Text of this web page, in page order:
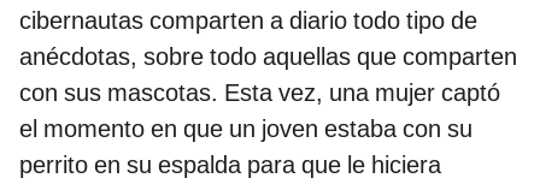
cibernautas comparten a diario todo tipo de
anécdotas, sobre todo aquellas que comparten
con sus mascotas. Esta vez, una mujer captó
el momento en que un joven estaba con su
perrito en su espalda para que le hiciera